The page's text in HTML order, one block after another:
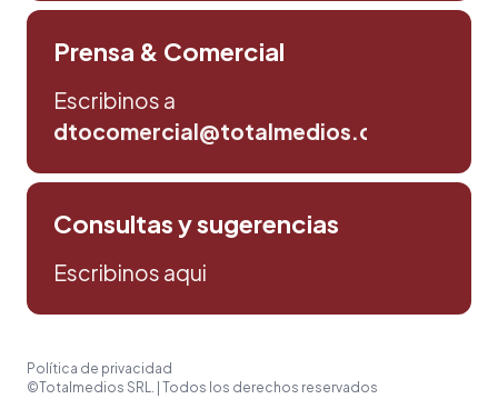
Prensa & Comercial
Escribinos a
dtocomercial@totalmedios.com
Consultas y sugerencias
Escribinos aqui
Política de privacidad
©Totalmedios SRL. | Todos los derechos reservados